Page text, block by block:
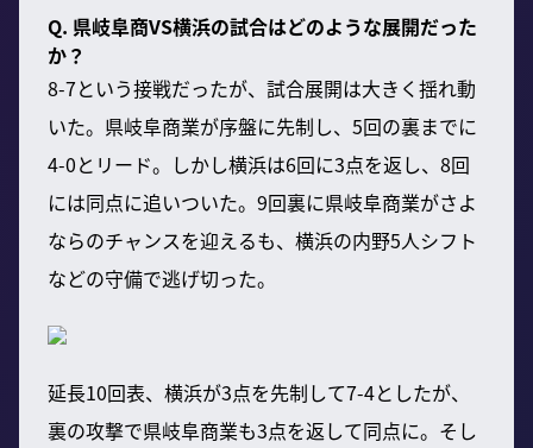
Q. 県岐阜商VS横浜の試合はどのような展開だった
か？
8-7という接戦だったが、試合展開は大きく揺れ動
いた。県岐阜商業が序盤に先制し、5回の裏までに
4-0とリード。しかし横浜は6回に3点を返し、8回
には同点に追いついた。9回裏に県岐阜商業がさよ
ならのチャンスを迎えるも、横浜の内野5人シフト
などの守備で逃げ切った。
延長10回表、横浜が3点を先制して7-4としたが、
裏の攻撃で県岐阜商業も3点を返して同点に。そし